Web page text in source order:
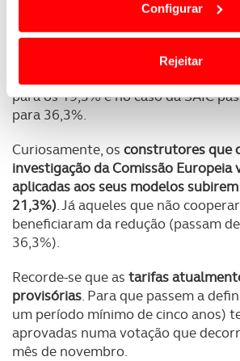
termos e a todo o tempo as suas
o acesso a informações durante a
personalizar conteúdos e anúncios,
analisar dados de navegação no
Adicionalmente partilhamos
utilização do nosso site de publicidade
parceiros e organizações na UE e em
dados pessoais serão realizadas
consentimento e quando tal se afigure
necessário no contexto dos serviços a
Configurar
Rejeitar
Também os construtores chineses
. Para a BYD as tarifas
para os 19,3% e no caso da SAIC
para 36,3%.
Curiosamente, os construtores que
investigação da Comissão Europeia
aplicadas aos seus modelos
21,3%). Já aqueles que não
beneficiaram da redução (passam
36,3%).
Recorde-se que as tarifas
provisórias. Para que passem a
um período mínimo de cinco anos)
aprovadas numa votação que
mês de novembro.